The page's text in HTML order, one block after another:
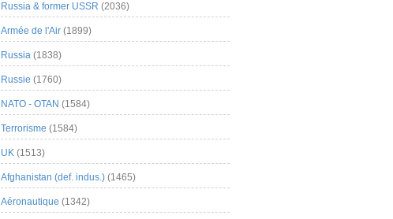
Russia & former USSR (2036)
Armée de l'Air (1899)
Russia (1838)
Russie (1760)
NATO - OTAN (1584)
Terrorisme (1584)
UK (1513)
Afghanistan (def. indus.) (1465)
Aéronautique (1342)